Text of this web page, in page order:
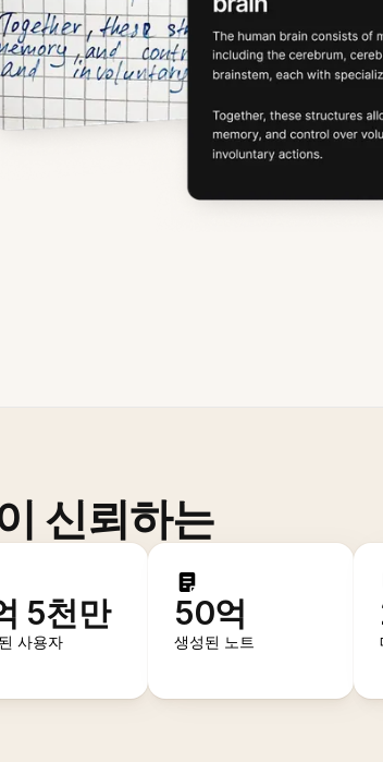
신뢰하는
5천만
사용자
50억
생성된 노트